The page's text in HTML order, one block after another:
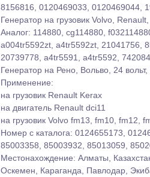
8156816, 0120469033, 0120469044,
Генератор на грузовик Volvo,
Аналог: 114880, cg114880,
a004tr5592zt, a4tr5592zt, 21041756,
20739778, a4tr5591, a4tr5592,
Генератор на Рено, Вольво, 24
Применение:
на грузовик Renault Kerax
на двигатель Renault dci11
на грузовик Volvo fm13, fm10, fm12,
Номер с каталога: 0124655173,
85003358, 85003932, 85013059,
Местонахождение: Алматы,
Оскемен, Караганда, Павлодар,